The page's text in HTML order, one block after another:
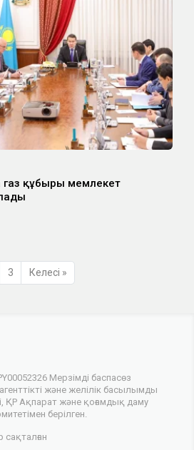
құбыры мемлекет
3 Келесі »
Мерзімді баспасөз
және желілік басылымды
ҚР Ақпарат және қоғамдық даму
берілген.